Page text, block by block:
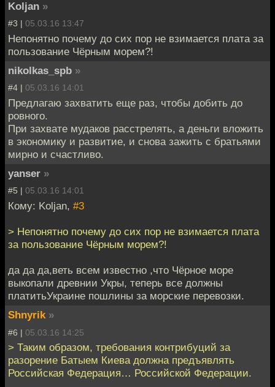
Koljan »
#3 | 05.03.16 13:47
Непонятно почему до сих пор не взимается плата за
пользование Чёрным морем?!
nikolkas_spb »
#4 | 05.03.16 14:01
Предлагаю захватить еще раз, чтобы добить до
ровного.
При захвате мудаков расстрелять, а деньги вложить
в экономику и развитие, и снова зажить с братьями
мирно и счастливо.
yanser »
#5 | 05.03.16 14:01
Кому: Koljan, #3
> Непонятно почему до сих пор не взимается плата
за пользование Чёрным морем?!
да да да,веть всем известно ,что Чёрное море
выкопали древнии Укры, теперь все должны
платитьУкраине пошлины за морские перевозки.
Shnyrik »
#6 | 05.03.16 14:25
> Таким образом, требования контрибуций за
разорение Батыем Киева должна предъявлять
Российская Федерация… Российской Федерации.